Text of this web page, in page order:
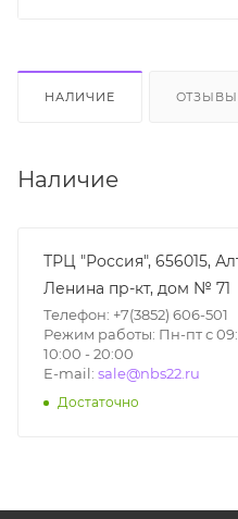
НАЛИЧИЕ ОТЗЫВЫ
Наличие
ТРЦ "Россия", 656015,
Ленина пр-кт, дом № 71
Телефон: +7(3852) 606-501
Режим работы: Пн-пт с
10:00 - 20:00
E-mail: sale@nbs22.ru
Достаточно